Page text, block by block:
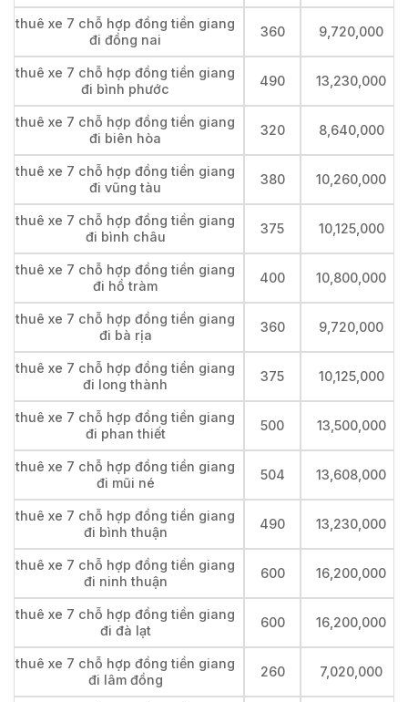
thuê xe 7 chỗ hợp đồng tiền giang
đi đồng nai
360 9,720,000
thuê xe 7 chỗ hợp đồng tiền giang
đi bình phước
490 13,230,000
thuê xe 7 chỗ hợp đồng tiền giang
đi biên hòa
320 8,640,000
thuê xe 7 chỗ hợp đồng tiền giang
đi vũng tàu
380 10,260,000
thuê xe 7 chỗ hợp đồng tiền giang
đi bình châu
375 10,125,000
thuê xe 7 chỗ hợp đồng tiền giang
đi hồ tràm
400 10,800,000
thuê xe 7 chỗ hợp đồng tiền giang
đi bà rịa
360 9,720,000
thuê xe 7 chỗ hợp đồng tiền giang
đi long thành
375 10,125,000
thuê xe 7 chỗ hợp đồng tiền giang
đi phan thiết
500 13,500,000
thuê xe 7 chỗ hợp đồng tiền giang
đi mũi né
504 13,608,000
thuê xe 7 chỗ hợp đồng tiền giang
đi bình thuận
490 13,230,000
thuê xe 7 chỗ hợp đồng tiền giang
đi ninh thuận
600 16,200,000
thuê xe 7 chỗ hợp đồng tiền giang
đi đà lạt
600 16,200,000
thuê xe 7 chỗ hợp đồng tiền giang
đi lâm đồng
260 7,020,000